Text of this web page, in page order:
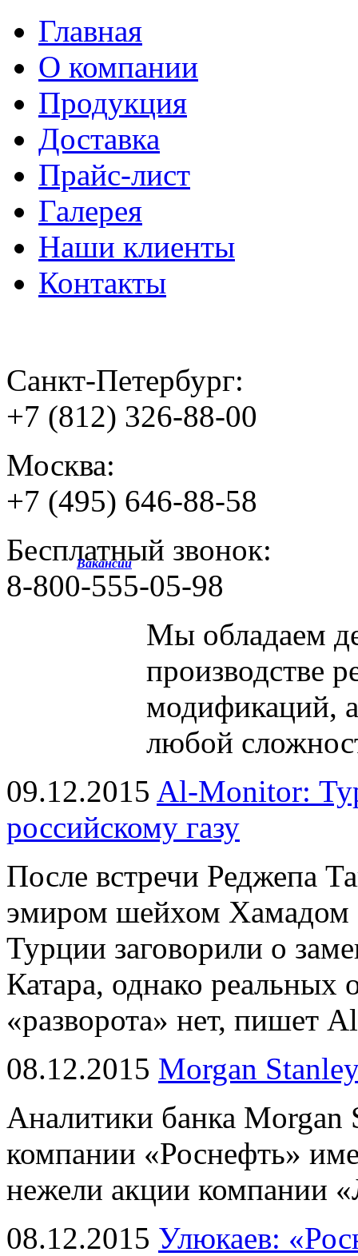
Главная
О компании
Продукция
Доставка
Прайс-лист
Галерея
Наши клиенты
Контакты
Санкт-Петербург:
+7 (812) 326-88-00
Москва:
+7 (495) 646-88-58
Бесплатный звонок:
8-800-555-05-98
Мы обладаем
производстве
модификаций,
любой
09.12.2015 Al-Monitor:
российскому газу
После встречи Реджепа
эмиром шейхом Хамадом
Турции заговорили о
Катара, однако реальных
«разворота» нет, пишет
08.12.2015 Morgan
Аналитики банка Morgan
компании «Роснефть»
нежели акции компании
08.12.2015 Улюкаев:
Вакансии